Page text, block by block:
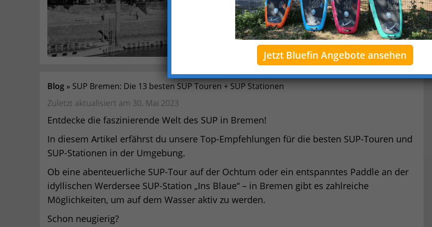
Blog
SUP Bremen: Die 13 besten SUP Touren + SUP Stationen
Zuletzt aktualisiert am 30. Mai 2023
Entdecke die faszinierende Welt des SUP in Bremen!
In diesem Artikel erfährst du unsere Top-Empfehlungen für die besten SUP-Touren und
SUP-Stationen in der Umgebung.
Ob eine abenteuerliche SUP-Tour auf der Ochtum oder ein entspanntes Paddle an der
idyllischen Werdersee SUP-Station „Ins Blaue“ – in Bremen gibt es zahlreiche
Möglichkeiten, um auf dem Wasser aktiv zu werden.
Schon neugierig?
Jetzt Bluefin Angebote ansehen